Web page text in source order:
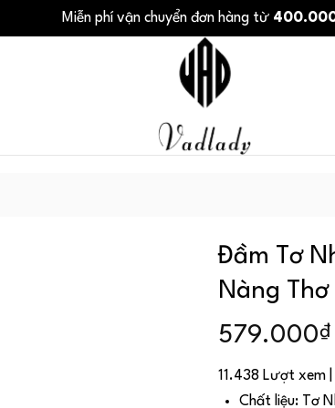
Miễn phí vận chuyển đơn hàng từ
Đầm Tơ
Nàng Thơ
579.000₫
11.438 Lượt xem
Chất liệu: Tơ